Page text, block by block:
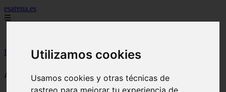
Utilizamos cookies
Usamos cookies y otras técnicas de
esarena.es
☰
Inicio
ducha >Aislamientos
Aislamientos